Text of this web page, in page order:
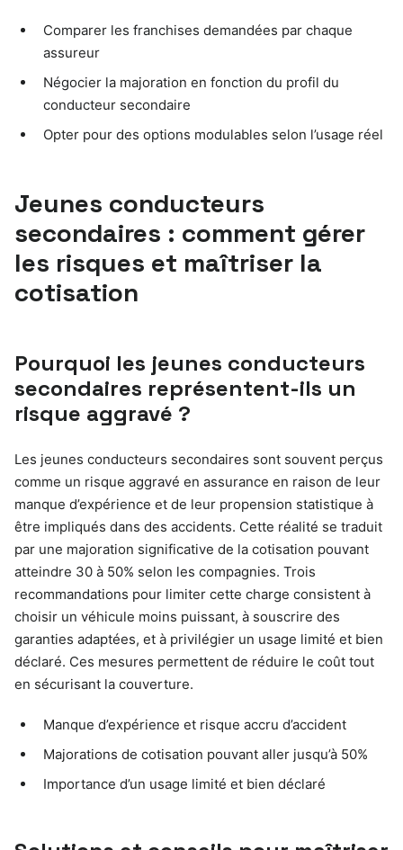
Comparer les franchises demandées par chaque
assureur
Négocier la majoration en fonction du profil du
conducteur secondaire
Opter pour des options modulables selon l’usage réel
Jeunes conducteurs
secondaires : comment gérer
les risques et maîtriser la
cotisation
Pourquoi les jeunes conducteurs
secondaires représentent-ils un
risque aggravé ?
Les jeunes conducteurs secondaires sont souvent perçus
comme un risque aggravé en assurance en raison de leur
manque d’expérience et de leur propension statistique à
être impliqués dans des accidents. Cette réalité se traduit
par une majoration significative de la cotisation pouvant
atteindre 30 à 50% selon les compagnies. Trois
recommandations pour limiter cette charge consistent à
choisir un véhicule moins puissant, à souscrire des
garanties adaptées, et à privilégier un usage limité et bien
déclaré. Ces mesures permettent de réduire le coût tout
en sécurisant la couverture.
Manque d’expérience et risque accru d’accident
Majorations de cotisation pouvant aller jusqu’à 50%
Importance d’un usage limité et bien déclaré